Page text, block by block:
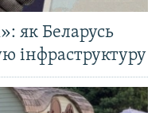
як Беларусь
інфраструктуру